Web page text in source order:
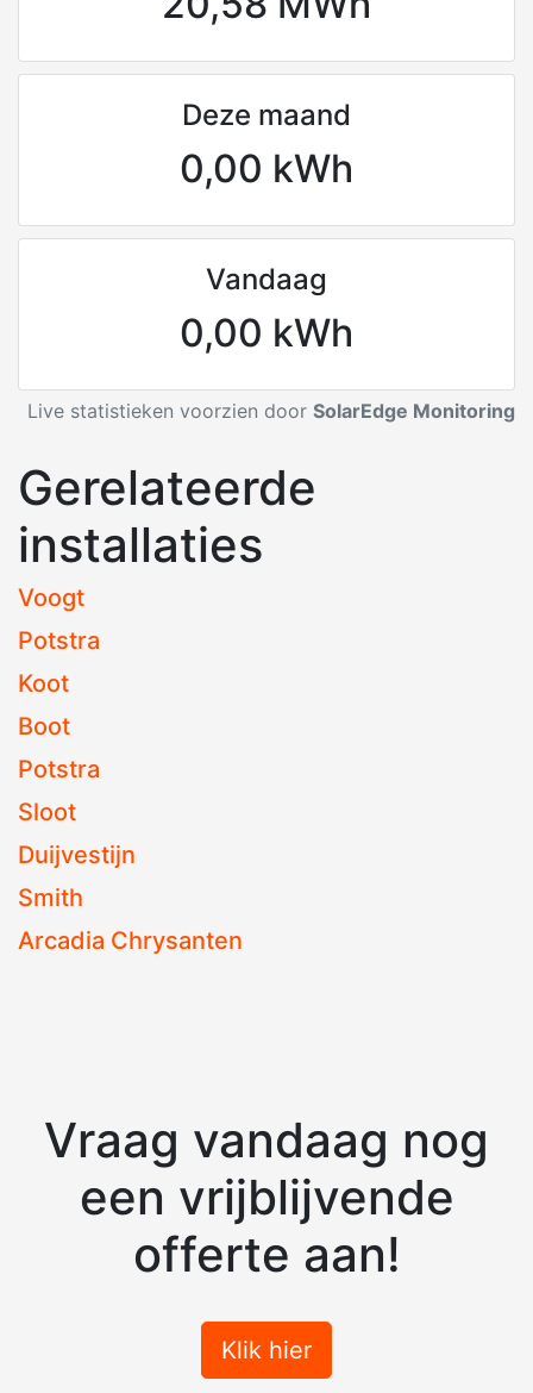
Deze maand
0,00 kWh
Vandaag
0,00 kWh
Live statistieken voorzien door SolarEdge Monitoring
Gerelateerde
installaties
Voogt
Potstra
Koot
Boot
Potstra
Sloot
Duijvestijn
Smith
Arcadia Chrysanten
Vraag vandaag nog
een vrijblijvende
offerte aan!
Klik hier